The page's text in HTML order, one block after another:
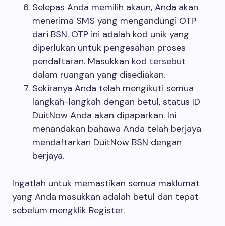
Selepas Anda memilih akaun, Anda akan
menerima SMS yang mengandungi OTP
dari BSN. OTP ini adalah kod unik yang
diperlukan untuk pengesahan proses
pendaftaran. Masukkan kod tersebut
dalam ruangan yang disediakan.
Sekiranya Anda telah mengikuti semua
langkah-langkah dengan betul, status ID
DuitNow Anda akan dipaparkan. Ini
menandakan bahawa Anda telah berjaya
mendaftarkan DuitNow BSN dengan
berjaya.
Ingatlah untuk memastikan semua maklumat
yang Anda masukkan adalah betul dan tepat
sebelum mengklik Register.